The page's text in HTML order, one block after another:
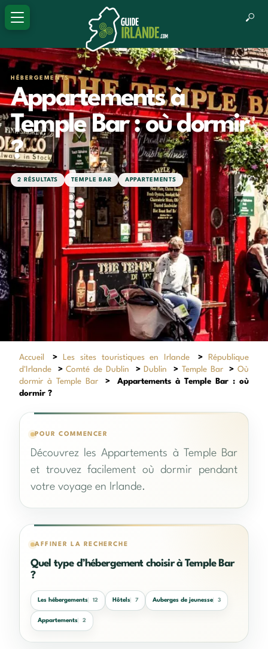
HÉBERGEMENTS
Appartements à
Temple Bar : où dormir
?
2 RÉSULTATS TEMPLE BAR APPARTEMENTS
Accueil > Les sites touristiques en Irlande >
République
d'Irlande
>Comté de Dublin > Dublin > Temple Bar >Où
dormir à Temple Bar
>
Appartements à Temple Bar : où
dormir ?
POUR COMMENCER
Découvrez les Appartements à Temple Bar
et trouvez facilement où dormir pendant
votre voyage en Irlande.
AFFINER LA RECHERCHE
Quel type d’hébergement choisir à Temple Bar
?
Les hébergements 12 Hôtels 7 Auberges de jeunesse 3
Appartements 2